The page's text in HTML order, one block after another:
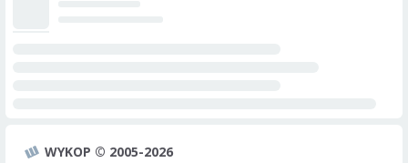
WYKOP © 2005-2026